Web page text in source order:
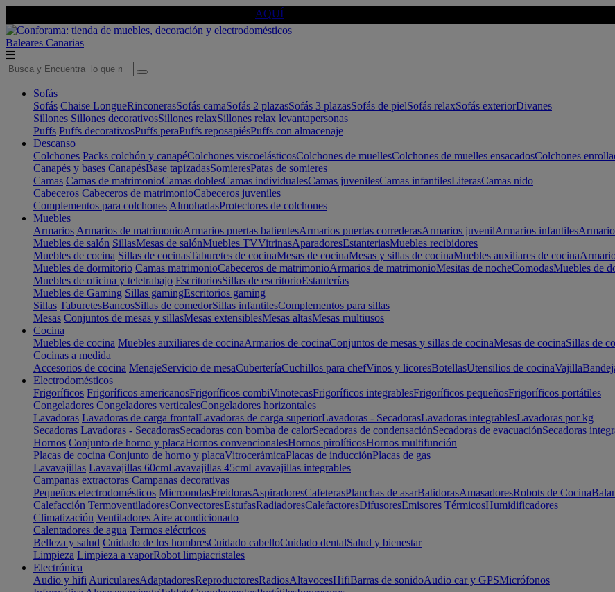
AQUÍ
Baleares Canarias
Sofás
Sofás Chaise LongueRinconerasSofás camaSofás 2 plazasSofás 3 plazasSofás de pielSofás relaxSofás exteriorDivanes
Sillones Sillones decorativosSillones relaxSillones relax levantapersonas
Puffs Puffs decorativosPuffs peraPuffs reposapiésPuffs con almacenaje
Descanso
Colchones Packs colchón y canapéColchones viscoelásticosColchones de muellesColchones de muelles ensacadosColchones
Canapés y bases CanapésBase tapizadasSomieresPatas de somieres
Camas Camas de matrimonioCamas doblesCamas individualesCamas juvenilesCamas infantilesLiterasCamas nido
Cabeceros Cabeceros de matrimonioCabeceros juveniles
Complementos para colchones AlmohadasProtectores de colchones
Muebles
Armarios Armarios de matrimonioArmarios puertas batientesArmarios puertas correderasArmarios juvenilArmarios infantiles
Muebles de salón SillasMesas de salónMuebles TVVitrinasAparadoresEstanteriasMuebles recibidores
Muebles de cocina Sillas de cocinasTaburetes de cocinaMesas de cocinaMesas y sillas de cocinaMuebles auxiliares de cocina
Muebles de dormitorio Camas matrimonioCabeceros de matrimonioArmarios de matrimonioMesitas de nocheComodasMuebles de
Muebles de oficina y teletrabajo EscritoriosSillas de escritorioEstanterías
Muebles de Gaming Sillas gamingEscritorios gaming
Sillas TaburetesBancosSillas de comedorSillas infantilesComplementos para sillas
Mesas Conjuntos de mesas y sillasMesas extensiblesMesas altasMesas multiusos
Cocina
Muebles de cocina Muebles auxiliares de cocinaArmarios de cocinaConjuntos de mesas y sillas de cocinaMesas de cocinaSillas de
Cocinas a medida
Accesorios de cocina MenajeServicio de mesaCuberteríaCuchillos para chefVinos y licoresBotellasUtensilios de cocinaVajilla
Electrodomésticos
Frigoríficos Frigoríficos americanosFrigoríficos combiVinotecasFrigoríficos integrablesFrigoríficos pequeñosFrigoríficos portátiles
Congeladores Congeladores verticalesCongeladores horizontales
Lavadoras Lavadoras de carga frontalLavadoras de carga superiorLavadoras - SecadorasLavadoras integrablesLavadoras por kg
Secadoras Lavadoras - SecadorasSecadoras con bomba de calorSecadoras de condensaciónSecadoras de evacuaciónSecadoras
Hornos Conjunto de horno y placaHornos convencionalesHornos pirolíticosHornos multifunción
Placas de cocina Conjunto de horno y placaVitrocerámicaPlacas de inducciónPlacas de gas
Lavavajillas Lavavajillas 60cmLavavajillas 45cmLavavajillas integrables
Campanas extractoras Campanas decorativas
Pequeños electrodomésticos MicroondasFreidorasAspiradoresCafeterasPlanchas de asarBatidorasAmasadoresRobots de Cocina
Calefacción TermoventiladoresConvectoresEstufasRadiadoresCalefactoresDifusoresEmisores TérmicosHumidificadores
Climatización Ventiladores Aire acondicionado
Calentadores de agua Termos eléctricos
Belleza y salud Cuidado de los hombresCuidado cabelloCuidado dentalSalud y bienestar
Limpieza Limpieza a vaporRobot limpiacristales
Electrónica
Audio y hifi AuricularesAdaptadoresReproductoresRadiosAltavocesHifiBarras de sonidoAudio car y GPSMicrófonos